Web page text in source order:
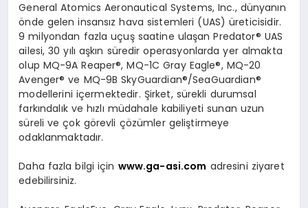
General Atomics Aeronautical Systems, Inc., dünyanın
önde gelen insansız hava sistemleri (UAS) üreticisidir.
9 milyondan fazla uçuş saatine ulaşan Predator® UAS
ailesi, 30 yılı aşkın süredir operasyonlarda yer almakta
olup MQ-9A Reaper®, MQ-1C Gray Eagle®, MQ-20
Avenger® ve MQ-9B SkyGuardian®/SeaGuardian®
modellerini içermektedir. Şirket, sürekli durumsal
farkındalık ve hızlı müdahale kabiliyeti sunan uzun
süreli ve çok görevli çözümler geliştirmeye
odaklanmaktadır.
Daha fazla bilgi için www.ga-asi.com adresini ziyaret
edebilirsiniz.